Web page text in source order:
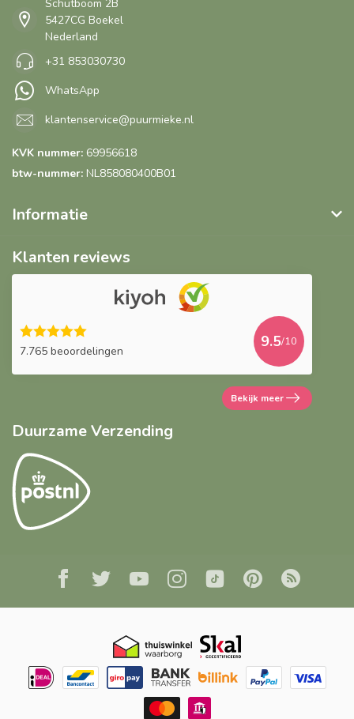
Schutboom 2B
5427CG Boekel
Nederland
+31 853030730
WhatsApp
klantenservice@puurmieke.nl
KVK nummer: 69956618
btw-nummer: NL858080400B01
Informatie
Klanten reviews
7.765 beoordelingen
9.5/10
Bekijk meer
Duurzame Verzending